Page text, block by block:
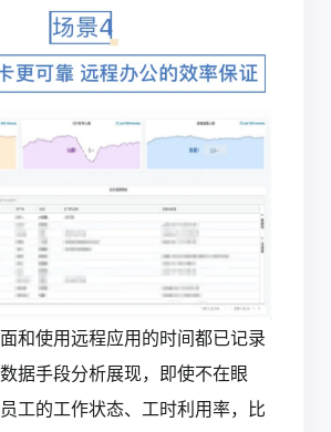
和使用远程应用的时间都已记录
据手段分析展现，即使不在眼
工的工作状态、工时利用率，比